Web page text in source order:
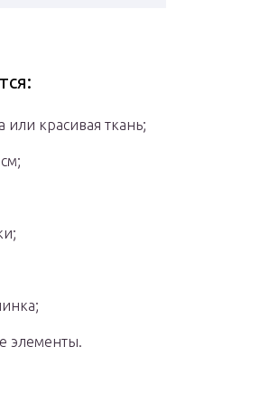
или красивая ткань;
элементы.